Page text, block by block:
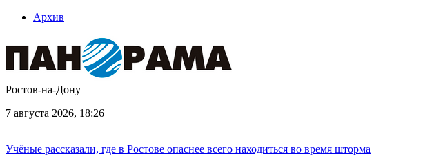
Архив
Ростов-на-Дону
7 августа 2026, 18:26
Учёные рассказали, где в Ростове опаснее всего находиться во время шторма